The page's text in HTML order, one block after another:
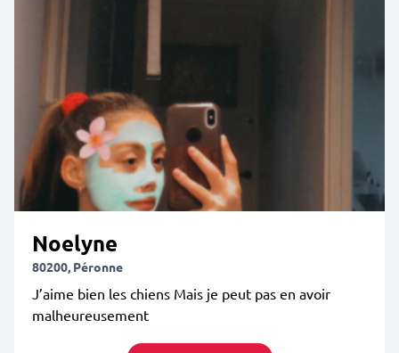
Noelyne
80200, Péronne
J’aime bien les chiens Mais je peut pas en avoir
malheureusement